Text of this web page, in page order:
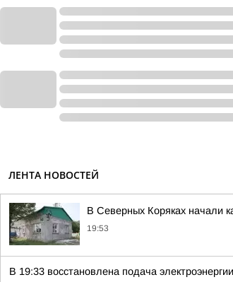
ЛЕНТА НОВОСТЕЙ
В Северных Коряках начали
19:53
В 19:33 восстановлена подача